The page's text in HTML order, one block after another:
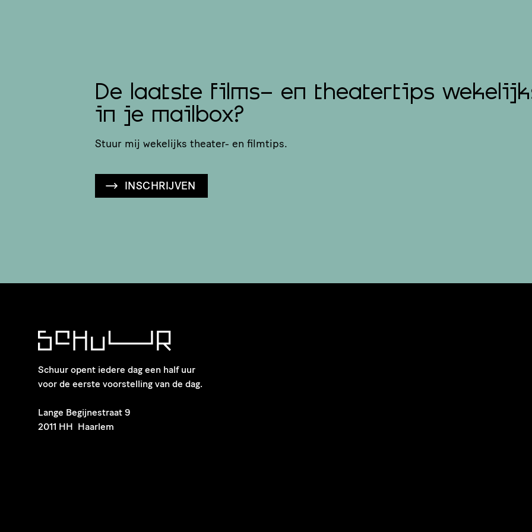
De laatste films- en theatertips
in je mailbox?
Stuur mij wekelijks theater- en filmtips.
INSCHRIJVEN
Schuur opent iedere dag een half uur
voor de eerste voorstelling van de dag.
​Lange Begijnestraat 9
2011 HH Haarlem